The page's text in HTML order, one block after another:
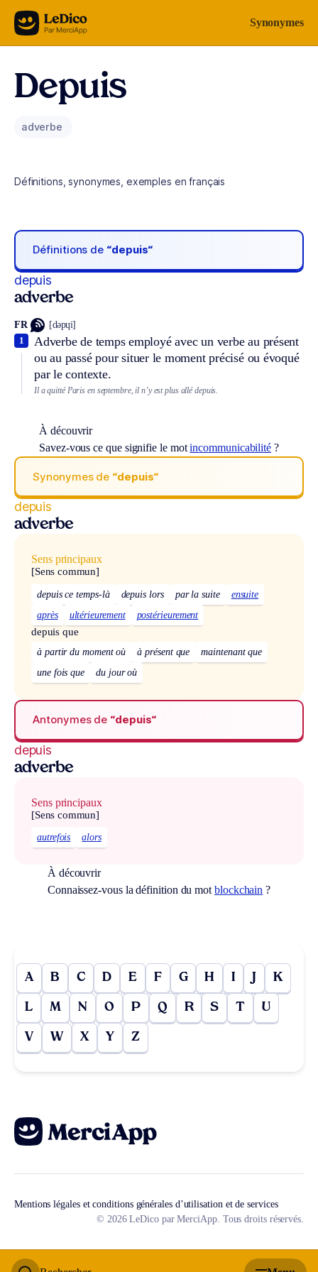
Aller au contenu Synonymes
Depuis
adverbe
Définitions, synonymes, exemples en français
Définitions de “depuis“
depuis
adverbe
FR [dəpɥi]
Adverbe de temps employé avec un verbe au présent
ou au passé pour situer le moment précisé ou évoqué
par le contexte.
1
Il a quitté Paris en septembre, il n’y est plus allé depuis.
À découvrir
Savez-vous ce que signifie le motincommunicabilité ?
Synonymes de “depuis“
depuis
adverbe
Sens principaux
[Sens commun]
depuis ce temps-là depuis lors par la suite
ensuite
après
ultérieurement postérieurement
depuis que
à partir du moment où à présent que
maintenant que
une fois que
du jour où
Antonymes de “depuis“
depuis
adverbe
Sens principaux
[Sens commun]
autrefois alors
À découvrir
Connaissez-vous la définition du mot blockchain ?
A B C D E F G H I J K
L M N O P Q R S T U
V W X Y Z
Mentions légales et conditions générales d’utilisation et de services
© 2026 LeDico par MerciApp. Tous droits réservés.